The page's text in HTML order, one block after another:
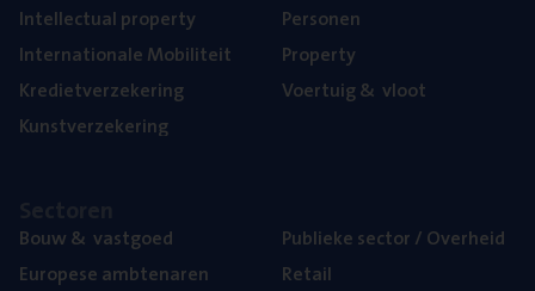
Intel­lec­tu­al property
Inter­na­ti­o­na­le Mobiliteit
Kre­diet­ver­ze­ke­ring
Kunst­ver­ze­ke­ring
Per­so­nen
Pro­per­ty
Voer­tuig& vloot
Bouw& vastgoed
Euro­pe­se ambtenaren
Publie­ke sec­tor / Overheid
Retail